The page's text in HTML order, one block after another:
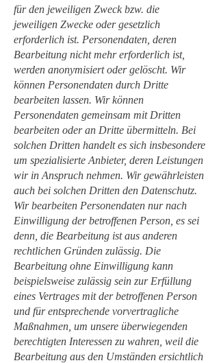
für den jeweiligen Zweck bzw. die
jeweiligen Zwecke oder gesetzlich
erforderlich ist. Personendaten, deren
Bearbeitung nicht mehr erforderlich ist,
werden anonymisiert oder gelöscht. Wir
können Personendaten durch Dritte
bearbeiten lassen. Wir können
Personendaten gemeinsam mit Dritten
bearbeiten oder an Dritte übermitteln. Bei
solchen Dritten handelt es sich insbesondere
um spezialisierte Anbieter, deren Leistungen
wir in Anspruch nehmen. Wir gewährleisten
auch bei solchen Dritten den Datenschutz.
Wir bearbeiten Personendaten nur nach
Einwilligung der betroffenen Person, es sei
denn, die Bearbeitung ist aus anderen
rechtlichen Gründen zulässig. Die
Bearbeitung ohne Einwilligung kann
beispielsweise zulässig sein zur Erfüllung
eines Vertrages mit der betroffenen Person
und für entsprechende vorvertragliche
Maßnahmen, um unsere überwiegenden
berechtigten Interessen zu wahren, weil die
Bearbeitung aus den Umständen ersichtlich